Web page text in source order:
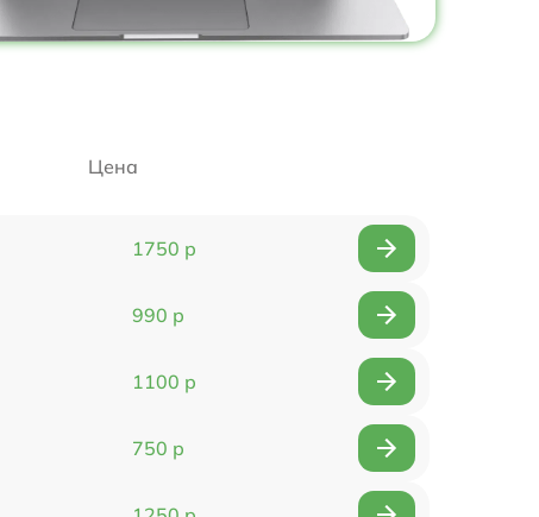
Цена
1750 р
990 р
1100 р
750 р